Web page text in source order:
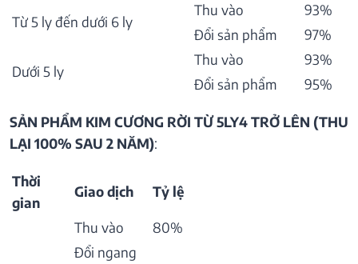
Từ 5 ly đến dưới 6 ly
Thu vào
93%
Đổi sản phẩm
97%
Dưới 5 ly
Thu vào
93%
Đổi sản phẩm
95%
SẢN PHẨM KIM CƯƠNG RỜI TỪ 5LY4 TRỞ LÊN (THU
LẠI 100% SAU 2 NĂM):
Thời
gian
Giao dịch Tỷ lệ
Thu vào
80%
Đổi ngang